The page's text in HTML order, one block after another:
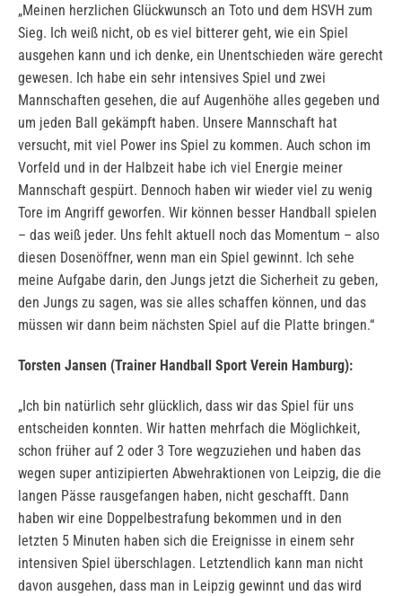
„Meinen herzlichen Glückwunsch an Toto und dem HSVH zum
Sieg. Ich weiß nicht, ob es viel bitterer geht, wie ein Spiel
ausgehen kann und ich denke, ein Unentschieden wäre gerecht
gewesen. Ich habe ein sehr intensives Spiel und zwei
Mannschaften gesehen, die auf Augenhöhe alles gegeben und
um jeden Ball gekämpft haben. Unsere Mannschaft hat
versucht, mit viel Power ins Spiel zu kommen. Auch schon im
Vorfeld und in der Halbzeit habe ich viel Energie meiner
Mannschaft gespürt. Dennoch haben wir wieder viel zu wenig
Tore im Angriff geworfen. Wir können besser Handball spielen
– das weiß jeder. Uns fehlt aktuell noch das Momentum – also
diesen Dosenöffner, wenn man ein Spiel gewinnt. Ich sehe
meine Aufgabe darin, den Jungs jetzt die Sicherheit zu geben,
den Jungs zu sagen, was sie alles schaffen können, und das
müssen wir dann beim nächsten Spiel auf die Platte bringen.“
Torsten Jansen (Trainer Handball Sport Verein Hamburg):
„Ich bin natürlich sehr glücklich, dass wir das Spiel für uns
entscheiden konnten. Wir hatten mehrfach die Möglichkeit,
schon früher auf 2 oder 3 Tore wegzuziehen und haben das
wegen super antizipierten Abwehraktionen von Leipzig, die die
langen Pässe rausgefangen haben, nicht geschafft. Dann
haben wir eine Doppelbestrafung bekommen und in den
letzten 5 Minuten haben sich die Ereignisse in einem sehr
intensiven Spiel überschlagen. Letztendlich kann man nicht
davon ausgehen, dass man in Leipzig gewinnt und das wird